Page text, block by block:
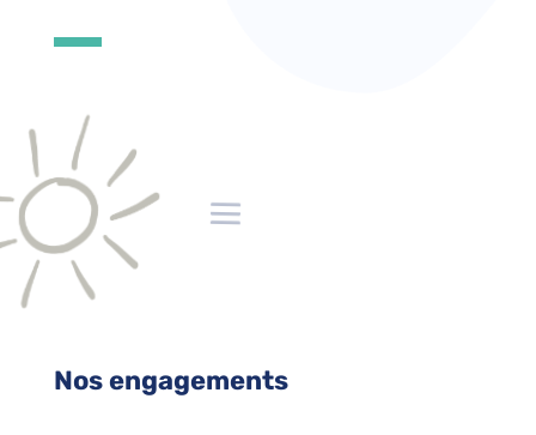
Nos engagements